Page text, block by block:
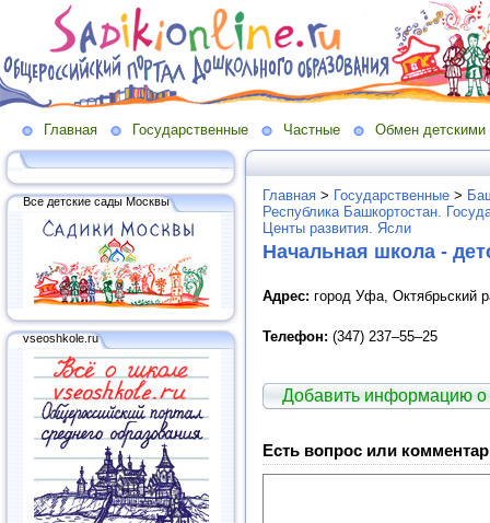
Главная Государственные Частные Обмен детскими
Все детские сады Москвы
vseoshkole.ru
Главная > Государственные >
Республика Башкортостан.
Центы развития. Ясли
Начальная школа -
Адрес: город Уфа, Октябрьский
Телефон: (347) 237–55–25
Добавить информацию
Есть вопрос или